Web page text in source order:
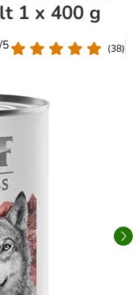
1 x 400 g
5
(38)